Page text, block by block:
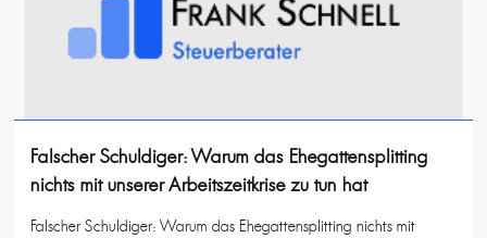
Falscher Schuldiger: Warum das Ehegattensplitting
nichts mit unserer Arbeitszeitkrise zu tun hat
Falscher Schuldiger: Warum das Ehegattensplitting nichts mit